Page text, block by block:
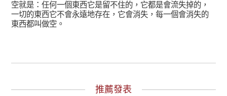
空就是：任何一個東西它是留不住的，它都是會流失掉的，
一切的東西它不會永遠地存在，它會消失，每一個會消失的
東西都叫做空。
推薦發表